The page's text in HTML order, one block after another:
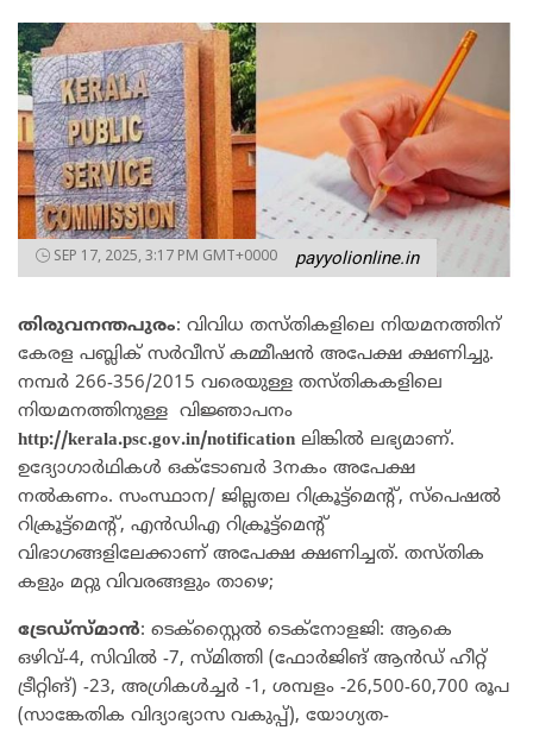
SEP 17, 2025, 3:17 PM GMT+0000 payyolionline.in
തിരുവനന്തപുരം: വിവിധ തസ്തികളിലെ നിയമനത്തിന്
കേരള പബ്ലിക് സർവീസ് കമ്മീഷൻ അപേക്ഷ ക്ഷണിച്ചു.
നമ്പർ 266-356/2015 വരെയുള്ള തസ്തികകളിലെ
നിയമനത്തിനുള്ള വിജ്ഞാപനം
http://kerala.psc.gov.in/notification ലിങ്കിൽ ലഭ്യമാണ്.
ഉദ്യോഗാർഥികൾ ഒക്ടോബർ 3നകം അപേക്ഷ
നൽകണം. സംസ്ഥാന/ ജില്ലതല റിക്രൂട്ട്മെന്റ്, സ്പെഷൽ
റിക്രൂട്ട്മെന്റ്, എൻഡിഎ റിക്രൂട്ട്മെന്റ്
വിഭാഗങ്ങളിലേക്കാണ് അപേക്ഷ ക്ഷണിച്ചത്. തസ്തിക
കളും മറ്റു വിവരങ്ങളും താഴെ;
ട്രേഡ്സ്മാൻ: ടെക്സ്റ്റൈൽ ടെക്നോളജി: ആകെ
ഒഴിവ്-4, സിവിൽ -7, സ്മിത്തി (ഫോർജിങ് ആൻഡ് ഹീറ്റ്
ട്രീറ്റിങ്) -23, അഗ്രികൾച്ചർ -1, ശമ്പളം -26,500-60,700 രൂപ
(സാങ്കേതിക വിദ്യാഭ്യാസ വകുപ്പ്), യോഗ്യത-